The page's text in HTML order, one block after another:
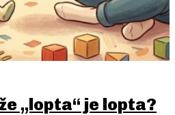
„lopta“ je lopta?